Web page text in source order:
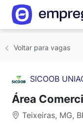
Voltar para vagas
SICOOB
Área
Teixeiras, MG,